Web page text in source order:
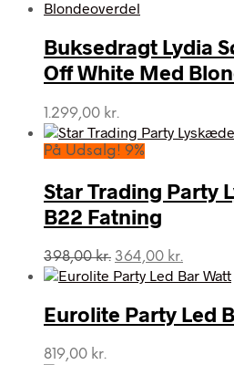
Buksedragt Lydia
Off White Med
1.299,00 kr.
På Udsalg! 9%
Star Trading Party
B22 Fatning
398,00kr. Den
oprindelige
var:
398,00 kr..
364,00 kr.
aktuelle
er:
364,00
Eurolite Party Led
819,00 kr.